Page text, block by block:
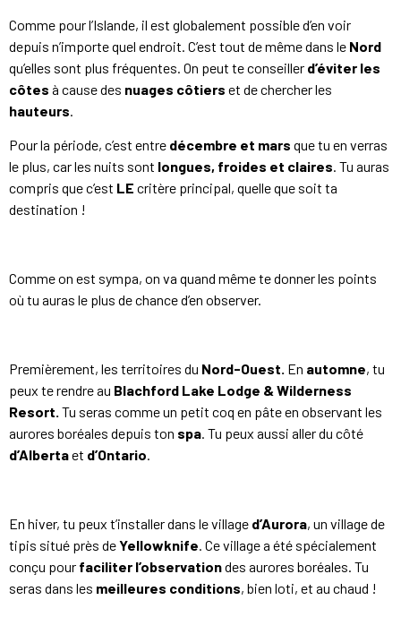
Comme pour l’Islande, il est globalement possible d’en voir
depuis n’importe quel endroit. C’est tout de même dans le Nord
qu’elles sont plus fréquentes. On peut te conseiller d’éviter les
côtes à cause des nuages côtiers et de chercher les
hauteurs.
Pour la période, c’est entre décembre et mars que tu en verras
le plus, car les nuits sont longues, froides et claires. Tu auras
compris que c’est LE critère principal, quelle que soit ta
destination !
Comme on est sympa, on va quand même te donner les points
où tu auras le plus de chance d’en observer.
Premièrement, les territoires du Nord-Ouest. En automne, tu
peux te rendre au Blachford Lake Lodge & Wilderness
Resort. Tu seras comme un petit coq en pâte en observant les
aurores boréales depuis ton spa . Tu peux aussi aller du côté
d’Albertaet d’Ontario
En hiver, tu peux t’installer dans le village d’Aurora, un village de
tipis situé près deYellowknife . Ce village a été spécialement
conçu pour faciliter l’observationdes aurores boréales. Tu
seras dans les meilleures conditions, bien loti, et au chaud !